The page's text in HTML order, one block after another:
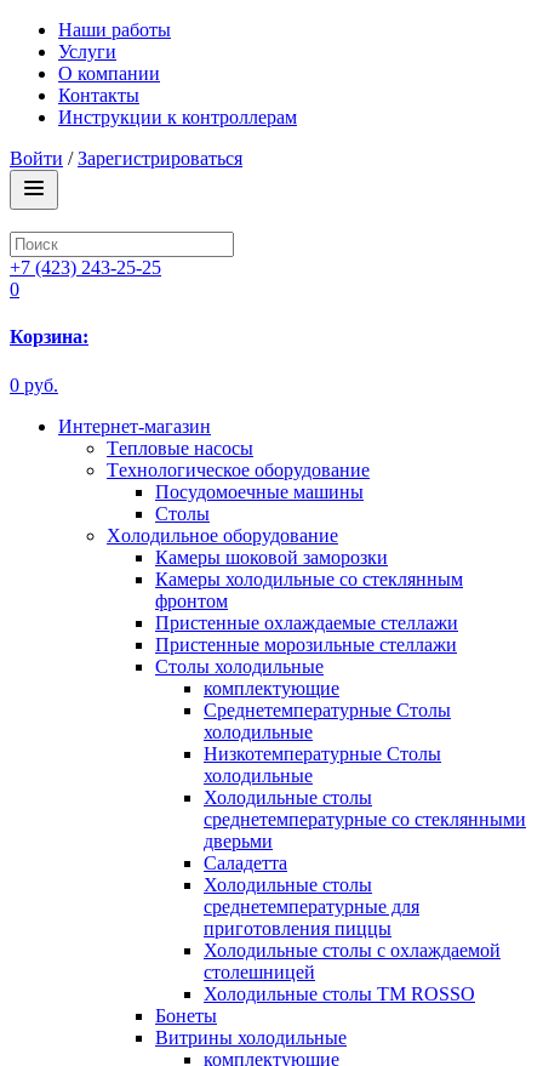
Наши работы
Услуги
О компании
Контакты
Инструкции к контроллерам
Войти /Зарегистрироваться
+7 (423) 243-25-25
0
Корзина:
0 руб.
Интернет-магазин
Tепловые насосы
Tехнологическое оборудование
Посудомоечные машины
Столы
Xолодильное оборудование
Камеры шоковой заморозки
Камеры холодильные со стеклянным
фронтом
Пристенные охлаждаемые стеллажи
Пристенные морозильные стеллажи
Столы холодильные
комплектующие
Среднетемпературные Столы
холодильные
Низкотемпературные Столы
холодильные
Холодильные столы
среднетемпературные со стеклянными
дверьми
Саладетта
Холодильные столы
среднетемпературные для
приготовления пиццы
Холодильные столы с охлаждаемой
столешницей
Холодильные столы ТМ ROSSO
Бонеты
Витрины холодильные
комплектующие